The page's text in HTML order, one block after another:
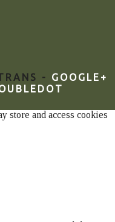
- GOOGLE+
store and access cookies